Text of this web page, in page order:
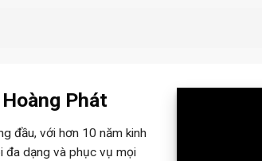
Phát
đầu, với hơn 10 năm kinh
đa dạng và phục vụ mọi